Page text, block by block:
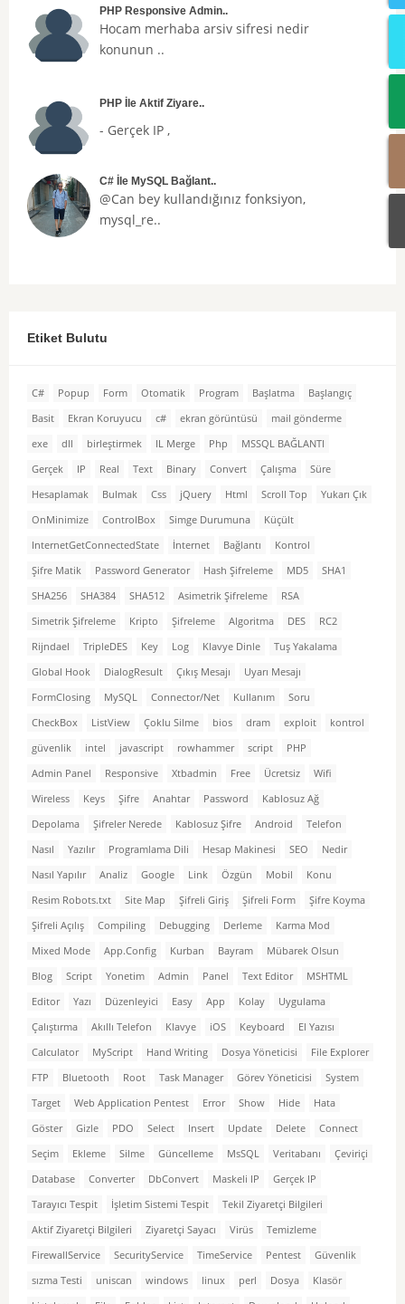
PHP Responsive Admin..
Hocam merhaba arsiv sifresi nedir
konunun ..
PHP İle Aktif Ziyare..
- Gerçek IP ,
C# İle MySQL Bağlant..
@Can bey kullandığınız fonksiyon,
mysql_re..
Etiket Bulutu
C# Popup Form Otomatik Program Başlatma
Başlangıç
Basit
Ekran Koruyucu c# ekran görüntüsü
mail gönderme
exe
dll birleştirmek IL Merge Php
MSSQL BAĞLANTI
Gerçek
IP Real Text Binary Convert Çalışma
Süre
Hesaplamak
Bulmak Css jQuery Html Scroll Top
Yukarı Çık
OnMinimize
ControlBox Simge Durumuna
Küçült
InternetGetConnectedState
İnternet Bağlantı
Kontrol
Şifre Matik
Password Generator Hash Şifreleme MD5
SHA1
SHA256
SHA384 SHA512 Asimetrik Şifreleme
RSA
Simetrik Şifreleme
Kripto Şifreleme Algoritma DES
RC2
Rijndael
TripleDES Key Log Klavye Dinle
Tuş Yakalama
Global Hook
DialogResult Çıkış Mesajı
Uyarı Mesajı
FormClosing
MySQL Connector/Net Kullanım
Soru
CheckBox
ListView Çoklu Silme bios dram exploit
kontrol
güvenlik
intel javascript rowhammer script
PHP
Admin Panel
Responsive Xtbadmin Free Ücretsiz
Wifi
Wireless
Keys Şifre Anahtar Password
Kablosuz Ağ
Depolama
Şifreler Nerede Kablosuz Şifre Android
Telefon
Nasıl
Yazılır Programlama Dili Hesap Makinesi SEO
Nedir
Nasıl Yapılır
Analiz Google Link Özgün Mobil
Konu
Resim Robots.txt
Site Map Şifreli Giriş Şifreli Form
Şifre Koyma
Şifreli Açılış
Compiling Debugging Derleme
Karma Mod
Mixed Mode
App.Config Kurban Bayram
Mübarek Olsun
Blog
Script Yonetim Admin Panel Text Editor
MSHTML
Editor
Yazı Düzenleyici Easy App Kolay
Uygulama
Çalıştırma
Akıllı Telefon Klavye iOS Keyboard
El Yazısı
Calculator
MyScript Hand Writing Dosya Yöneticisi
File Explorer
FTP
Bluetooth Root Task Manager Görev Yöneticisi
System
Target
Web Application Pentest Error Show Hide
Hata
Göster
Gizle PDO Select Insert Update Delete
Connect
Seçim
Ekleme Silme Güncelleme MsSQL Veritabanı
Çeviriçi
Database
Converter DbConvert Maskeli IP
Gerçek IP
Tarayıcı Tespit
İşletim Sistemi Tespit
Tekil Ziyaretçi Bilgileri
Aktif Ziyaretçi Bilgileri
Ziyaretçi Sayacı Virüs
Temizleme
FirewallService
SecurityService TimeService Pentest
Güvenlik
sızma Testi
uniscan windows linux perl Dosya
Klasör